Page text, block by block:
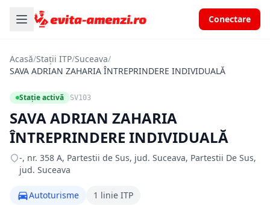
Conectare
Acasă/Stații ITP/Suceava/
SAVA ADRIAN ZAHARIA ÎNTREPRINDERE INDIVIDUALĂ
Stație activă SV103
SAVA ADRIAN ZAHARIA
ÎNTREPRINDERE INDIVIDUALĂ
-, nr. 358 A, Partestii de Sus, jud. Suceava, Partestii De Sus,
jud. Suceava
Autoturisme 1 linie ITP